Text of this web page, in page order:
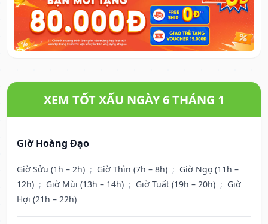
XEM TỐT XẤU NGÀY 6 THÁNG 1
Giờ Hoàng Đạo
Giờ Sửu (1h – 2h) ; Giờ Thìn (7h – 8h) ; Giờ Ngọ (11h –
12h) ; Giờ Mùi (13h – 14h) ; Giờ Tuất (19h – 20h) ; Giờ
Hợi (21h – 22h)